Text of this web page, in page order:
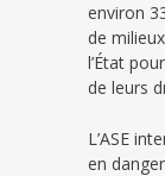
environ
de
l’État
de leurs
L’ASE
en